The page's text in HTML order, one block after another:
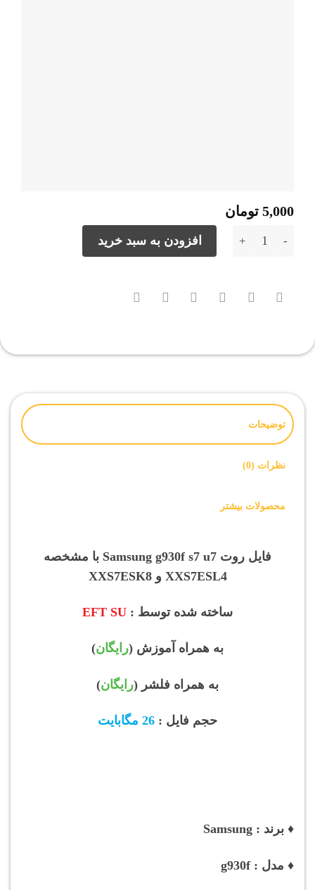
5,000 تومان
افزودن به سبد خرید
توضیحات
نظرات (0)
محصولات بیشتر
فایل روت Samsung g930f s7 u7 با مشخصه
XXS7ESL4 و XXS7ESK8
ساخته شده توسط : EFT SU
به همراه آموزش (رایگان)
به همراه فلشر (رایگان)
حجم فایل : 26 مگابایت
♦ برند : Samsung
♦ مدل : g930f